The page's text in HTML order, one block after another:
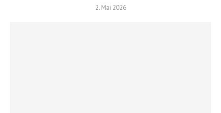
2. Mai 2026